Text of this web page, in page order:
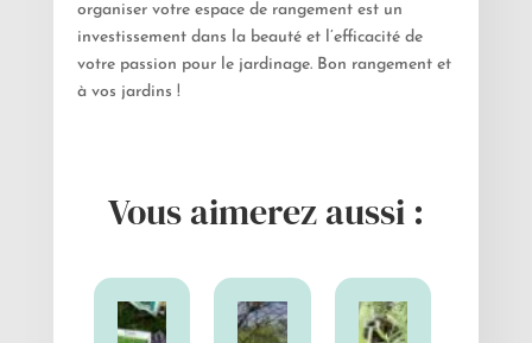
organiser votre espace de rangement est un
investissement dans la beauté et l’efficacité de
votre passion pour le jardinage. Bon rangement et
à vos jardins !
Vous aimerez aussi :